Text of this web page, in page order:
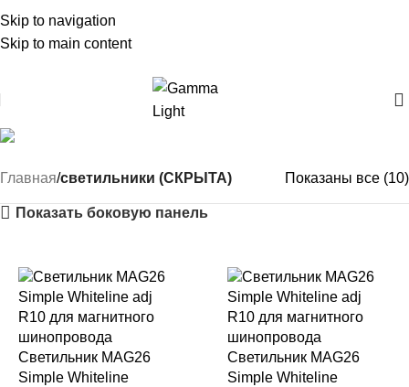
Skip to navigation
Skip to main content
Главная светильники (СКРЫТА) Показаны все (10)
Показать боковую панель
Светильник MAG26
Simple Whiteline
Светильник MAG26
Simple Whiteline